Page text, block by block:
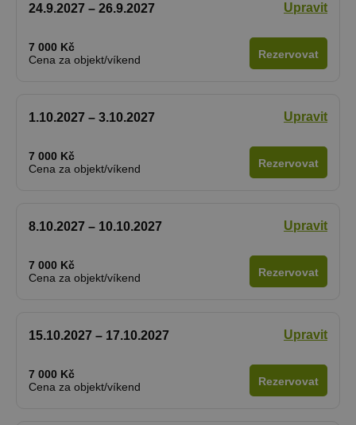
24.9.2027 – 26.9.2027 Upravit
7 000 Kč
Cena za objekt/víkend
Rezervovat
1.10.2027 – 3.10.2027 Upravit
7 000 Kč
Cena za objekt/víkend
Rezervovat
8.10.2027 – 10.10.2027 Upravit
7 000 Kč
Cena za objekt/víkend
Rezervovat
15.10.2027 – 17.10.2027 Upravit
7 000 Kč
Cena za objekt/víkend
Rezervovat